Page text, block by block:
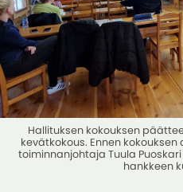
Hallituksen kokouksen
kevätkokous. Ennen
toiminnanjohtaja Tuula
hankkeen